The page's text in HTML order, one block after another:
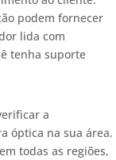
podem fornecer
lida com
tenha suporte
a
óptica na sua área.
todas as regiões,